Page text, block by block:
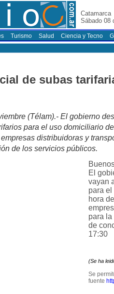
Catamarca
Sábado 08
Turismo Salud Ciencia y Tecno
de subas
(Télam).- El gobierno
para el uso domiciliario
distribuidoras y
de los servicios públicos.
El
vayan
para
hora
para
de
17:30
(Se ha
Se
fuente